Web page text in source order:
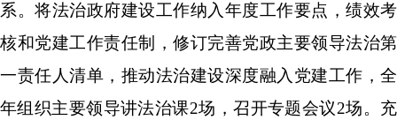
系。将法治政府建设工作纳入年度工作要点，绩效考
核和党建工作责任制， 修订完善党政主要领导法治第
一责任人清单，推动法治建设深度融入党建工作，全
年组织主要领导讲法治课2场，召开专题会议2场。 充